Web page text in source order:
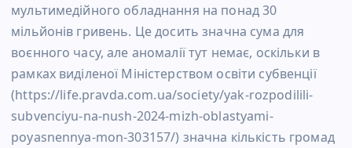
мультимедійного обладнання на понад 30
мільйонів гривень. Це досить значна сума для
воєнного часу, але аномалії тут немає, оскільки в
рамках виділеної Міністерством освіти субвенції
(https://life.pravda.com.ua/society/yak-rozpodilili-
subvenciyu-na-nush-2024-mizh-oblastyami-
poyasnennya-mon-303157/) значна кількість громад